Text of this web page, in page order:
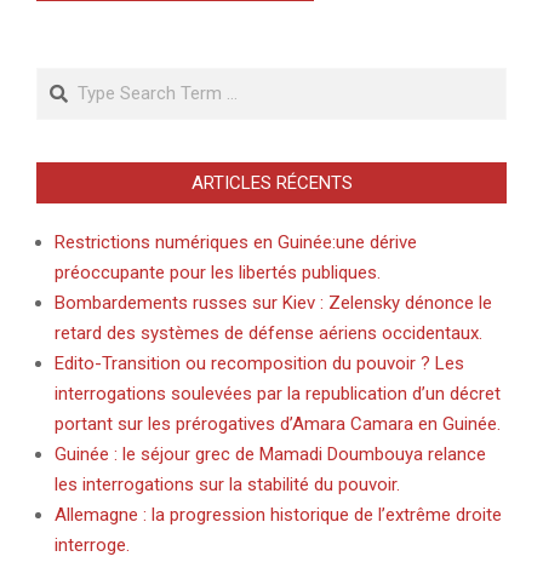
ARTICLES RÉCENTS
Restrictions numériques en Guinée:une dérive
préoccupante pour les libertés publiques.
Bombardements russes sur Kiev : Zelensky dénonce le
retard des systèmes de défense aériens occidentaux.
Edito-Transition ou recomposition du pouvoir ? Les
interrogations soulevées par la republication d’un décret
portant sur les prérogatives d’Amara Camara en Guinée.
Guinée : le séjour grec de Mamadi Doumbouya relance
les interrogations sur la stabilité du pouvoir.
Allemagne : la progression historique de l’extrême droite
interroge.